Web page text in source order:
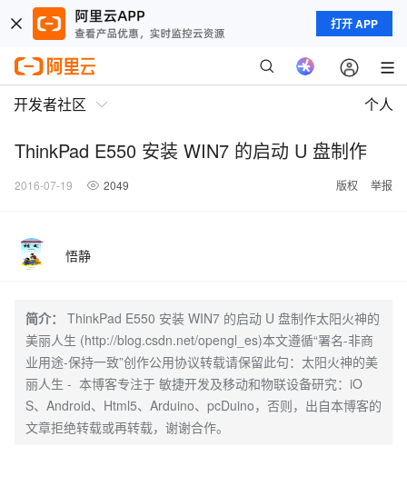
打开 APP
开发者社区 个人
ThinkPad E550 安装 WIN7 的启动 U 盘制作
2016-07-19 2049 版权 举报
悟静
简介：
ThinkPad E550 安装 WIN7 的启动 U 盘制作太阳火神的
美丽人生 (http://blog.csdn.net/opengl_es)本文遵循“署名-非商
业用途-保持一致”创作公用协议转载请保留此句：太阳火神的美
丽人生 - 本博客专注于 敏捷开发及移动和物联设备研究：iO
S、Android、Html5、Arduino、pcDuino，否则，出自本博客的
文章拒绝转载或再转载，谢谢合作。